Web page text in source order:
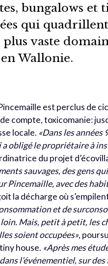
bungalows et
qui
vaste
Wallonie.
est perclus de
compte, toxicomanie:
locale. «Dans les années
a obligé le propriétaire à
du projet
sauvages, des gens
Pincemaille, avec des
la décharge où
et de
Mais, petit à petit, les
soient occupées»,
house. «Après mes
dans l’événementiel, sur